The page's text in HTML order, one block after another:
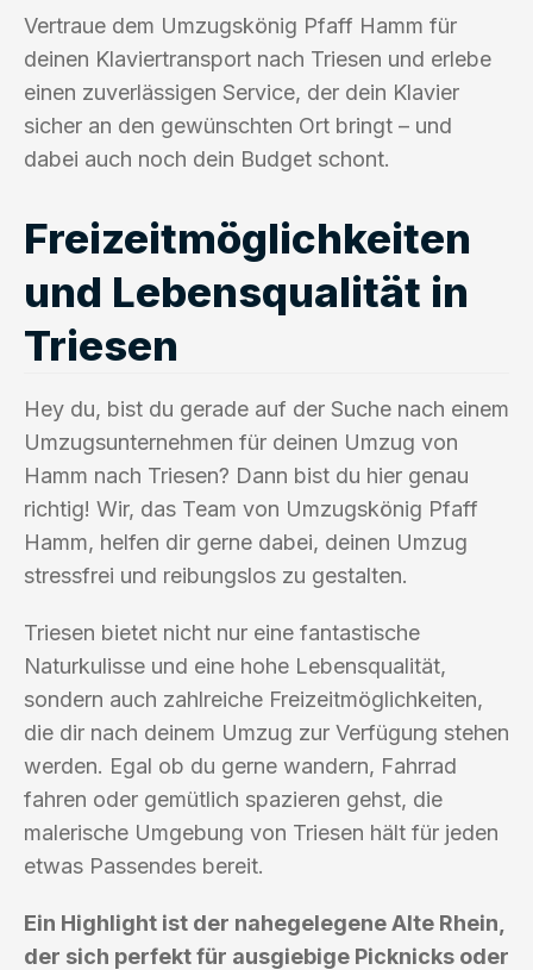
Vertraue dem Umzugskönig Pfaff Hamm für
deinen Klaviertransport nach Triesen und erlebe
einen zuverlässigen Service, der dein Klavier
sicher an den gewünschten Ort bringt – und
dabei auch noch dein Budget schont.
Freizeitmöglichkeiten
und Lebensqualität in
Triesen
Hey du, bist du gerade auf der Suche nach einem
Umzugsunternehmen für deinen Umzug von
Hamm nach Triesen? Dann bist du hier genau
richtig! Wir, das Team von Umzugskönig Pfaff
Hamm, helfen dir gerne dabei, deinen Umzug
stressfrei und reibungslos zu gestalten.
Triesen bietet nicht nur eine fantastische
Naturkulisse und eine hohe Lebensqualität,
sondern auch zahlreiche Freizeitmöglichkeiten,
die dir nach deinem Umzug zur Verfügung stehen
werden. Egal ob du gerne wandern, Fahrrad
fahren oder gemütlich spazieren gehst, die
malerische Umgebung von Triesen hält für jeden
etwas Passendes bereit.
Ein Highlight ist der nahegelegene Alte Rhein,
der sich perfekt für ausgiebige Picknicks oder